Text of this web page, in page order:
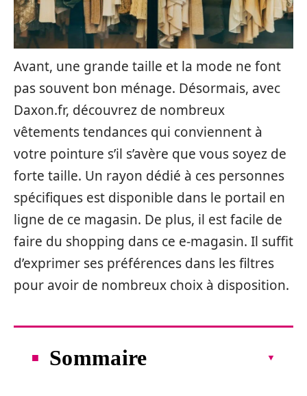
Avant, une grande taille et la mode ne font
pas souvent bon ménage. Désormais, avec
Daxon.fr, découvrez de nombreux
vêtements tendances qui conviennent à
votre pointure s’il s’avère que vous soyez de
forte taille. Un rayon dédié à ces personnes
spécifiques est disponible dans le portail en
ligne de ce magasin. De plus, il est facile de
faire du shopping dans ce e-magasin. Il suffit
d’exprimer ses préférences dans les filtres
pour avoir de nombreux choix à disposition.
Sommaire